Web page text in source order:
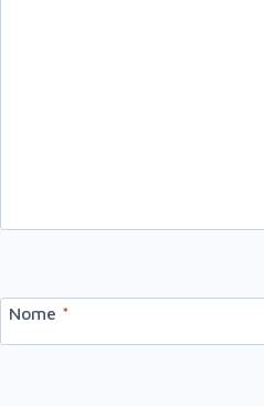
Nome *